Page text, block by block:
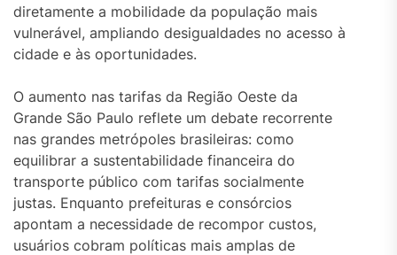
diretamente a mobilidade da população mais
vulnerável, ampliando desigualdades no acesso à
cidade e às oportunidades.
O aumento nas tarifas da Região Oeste da
Grande São Paulo reflete um debate recorrente
nas grandes metrópoles brasileiras: como
equilibrar a sustentabilidade financeira do
transporte público com tarifas socialmente
justas. Enquanto prefeituras e consórcios
apontam a necessidade de recompor custos,
usuários cobram políticas mais amplas de